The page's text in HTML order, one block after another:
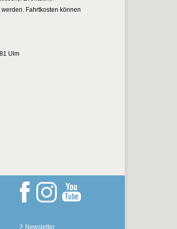
Fahrtkosten können
Ulm
Newsletter